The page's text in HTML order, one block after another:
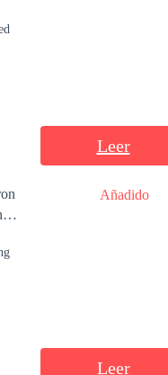
Leer
Añadido
Leer